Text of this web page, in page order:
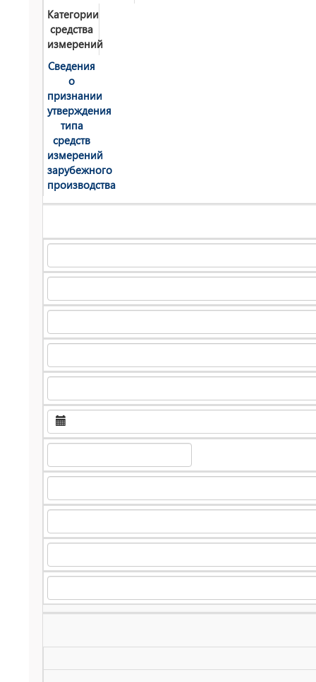
Категории
средства
измерений
Сведения
о
признании
утверждения
типа
средств
измерений
зарубежного
производства